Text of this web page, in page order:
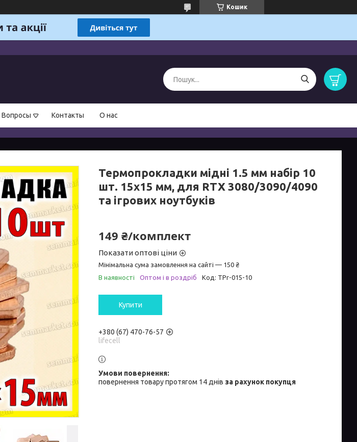
Кошик
Вопросы Контакты О нас
Термопрокладки мідні 1.5 мм набір 10
шт. 15x15 мм, для RTX 3080/3090/4090
та ігрових ноутбуків
149 ₴/комплект
Показати оптові ціни
Мінімальна сума замовлення на сайті — 150 ₴
В наявності
Оптом і в роздріб Код: TPr-015-10
Купити
+380 (67) 470-76-57
lifecell
повернення товару протягом 14 днів за рахунок покупця